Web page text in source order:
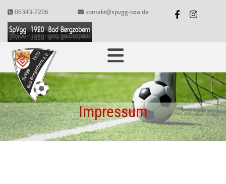
 06343-7206  kontakt@spvgg-bza.de
Impressum